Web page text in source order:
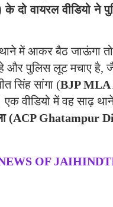
के दो वायरल वीडियो ने
में आकर बैठ जाऊंगा तो
रहे और पुलिस लूट मचाए
सिंह सांगा (BJP MLA
वीडियो में वह साढ़
(ACP Ghatampur
OF